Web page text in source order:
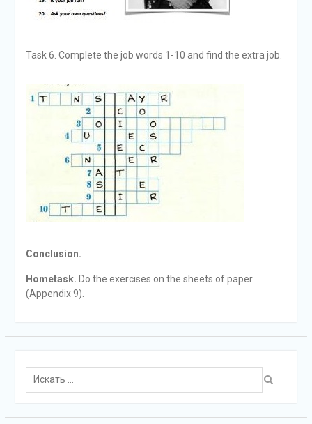
Task 6. Complete the job words 1-10 and find the extra job.
Conclusion.
Hometask. Do the exercises on the sheets of paper
(Appendix 9).
Поиск
для: